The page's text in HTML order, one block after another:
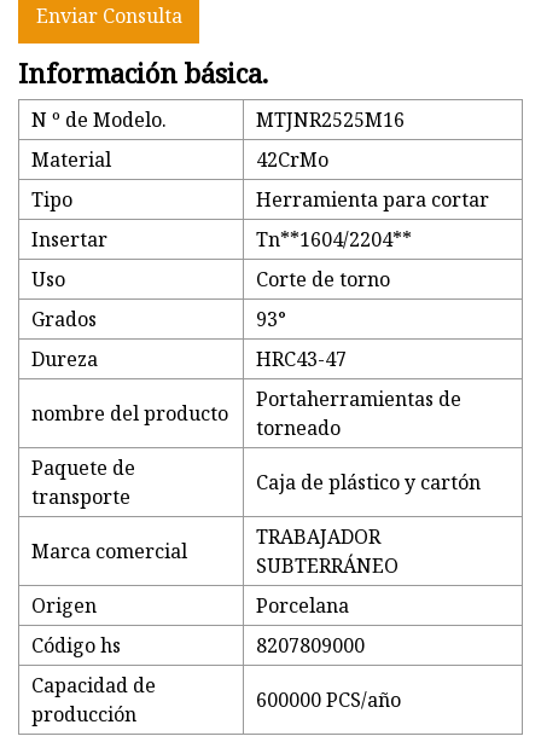
Enviar Consulta
Información básica.
N º de Modelo.
MTJNR2525M16
Material
42CrMo
Tipo
Herramienta para cortar
Insertar
Tn**1604/2204**
Uso
Corte de torno
Grados
93°
Dureza
HRC43-47
nombre del producto
Portaherramientas de
torneado
Paquete de
transporte
Caja de plástico y cartón
Marca comercial
TRABAJADOR
SUBTERRÁNEO
Origen
Porcelana
Código hs
8207809000
Capacidad de
producción
600000 PCS/año